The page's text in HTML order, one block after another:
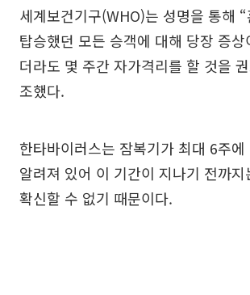
세계보건기구(WHO)는 성명을 통해
탑승했던 모든 승객에 대해 당장 증
더라도 몇 주간 자가격리를 할 것을
조했다.
한타바이러스는 잠복기가 최대 6주
알려져 있어 이 기간이 지나기 전까
확신할 수 없기 때문이다.